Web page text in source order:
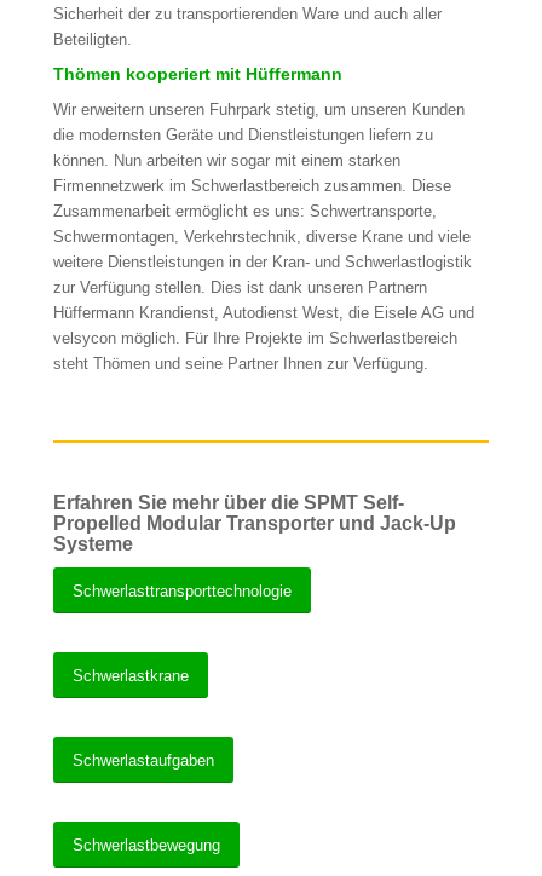
Sicherheit der zu transportierenden Ware und auch aller
Beteiligten.
Thömen kooperiert mit Hüffermann
Wir erweitern unseren Fuhrpark stetig, um unseren Kunden
die modernsten Geräte und Dienstleistungen liefern zu
können. Nun arbeiten wir sogar mit einem starken
Firmennetzwerk im Schwerlastbereich zusammen. Diese
Zusammenarbeit ermöglicht es uns: Schwertransporte,
Schwermontagen, Verkehrstechnik, diverse Krane und viele
weitere Dienstleistungen in der Kran- und Schwerlastlogistik
zur Verfügung stellen. Dies ist dank unseren Partnern
Hüffermann Krandienst, Autodienst West, die Eisele AG und
velsycon möglich. Für Ihre Projekte im Schwerlastbereich
steht Thömen und seine Partner Ihnen zur Verfügung.
Erfahren Sie mehr über die SPMT Self-
Propelled Modular Transporter und Jack-Up
Systeme
Schwerlasttransporttechnologie
Schwerlastkrane
Schwerlastaufgaben
Schwerlastbewegung